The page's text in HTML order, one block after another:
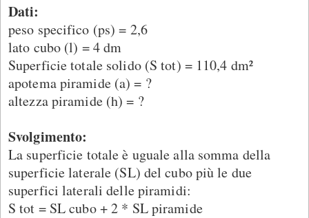
Dati:
peso specifico (ps) = 2,6
lato cubo (l) = 4 dm
Superficie totale solido (S tot) = 110,4 dm²
apotema piramide (a) = ?
altezza piramide (h) = ?
Svolgimento:
La superficie totale è uguale alla somma della
superficie laterale (SL) del cubo più le due
superfici laterali delle piramidi:
S tot = SL cubo + 2 * SL piramide